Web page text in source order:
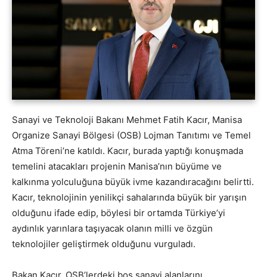
Sanayi ve Teknoloji Bakanı Mehmet Fatih Kacır, Manisa
Organize Sanayi Bölgesi (OSB) Lojman Tanıtımı ve Temel
Atma Töreni’ne katıldı. Kacır, burada yaptığı konuşmada
temelini atacakları projenin Manisa’nın büyüme ve
kalkınma yolculuğuna büyük ivme kazandıracağını belirtti.
Kacır, teknolojinin yenilikçi sahalarında büyük bir yarışın
olduğunu ifade edip, böylesi bir ortamda Türkiye’yi
aydınlık yarınlara taşıyacak olanın milli ve özgün
teknolojiler geliştirmek olduğunu vurguladı.